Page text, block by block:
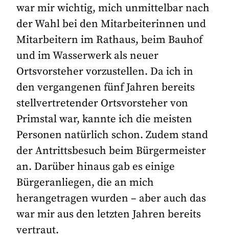
war mir wichtig, mich unmittelbar nach
der Wahl bei den Mitarbeiterinnen und
Mitarbeitern im Rathaus, beim Bauhof
und im Wasserwerk als neuer
Ortsvorsteher vorzustellen. Da ich in
den vergangenen fünf Jahren bereits
stellvertretender Ortsvorsteher von
Primstal war, kannte ich die meisten
Personen natürlich schon. Zudem stand
der Antrittsbesuch beim Bürgermeister
an. Darüber hinaus gab es einige
Bürgeranliegen, die an mich
herangetragen wurden – aber auch das
war mir aus den letzten Jahren bereits
vertraut.